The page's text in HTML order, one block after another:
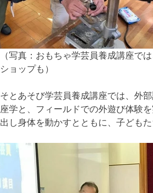
（写真：おもちゃ学芸員養成講座で
ショップも）
そとあそび学芸員養成講座では、外
座学と、フィールドでの外遊び体験
出し身体を動かすとともに、子ども